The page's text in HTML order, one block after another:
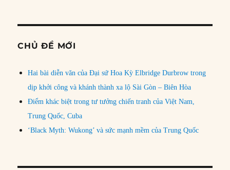
CHỦ ĐỀ MỚI
Hai bài diễn văn của Đại sứ Hoa Kỳ Elbridge Durbrow trong
dịp khởi công và khánh thành xa lộ Sài Gòn – Biên Hòa
Điểm khác biệt trong tư tưởng chiến tranh của Việt Nam,
Trung Quốc, Cuba
‘Black Myth: Wukong’ và sức mạnh mềm của Trung Quốc